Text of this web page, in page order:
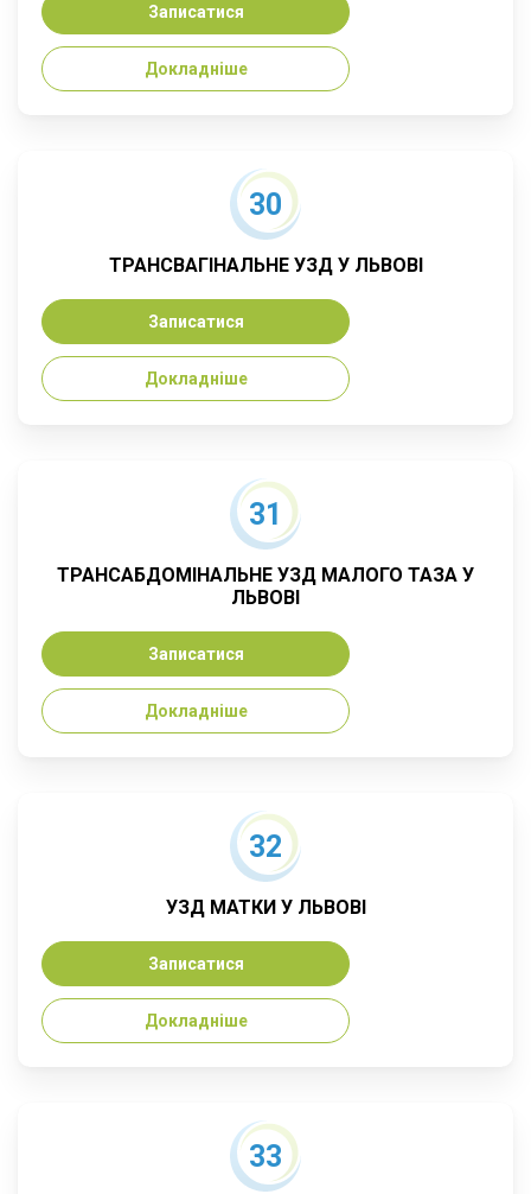
Записатися
Докладніше
30
ТРАНСВАГІНАЛЬНЕ УЗД У ЛЬВОВІ
Записатися
Докладніше
31
ТРАНСАБДОМІНАЛЬНЕ УЗД МАЛОГО ТАЗА У
ЛЬВОВІ
Записатися
Докладніше
32
УЗД МАТКИ У ЛЬВОВІ
Записатися
Докладніше
33